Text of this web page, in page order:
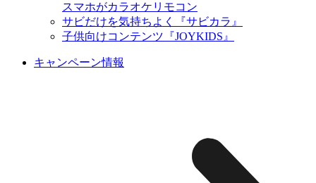
スマホがカラオケリモコン
サビだけを気持ちよく『サビカラ』
子供向けコンテンツ『JOYKIDS』
キャンペーン情報